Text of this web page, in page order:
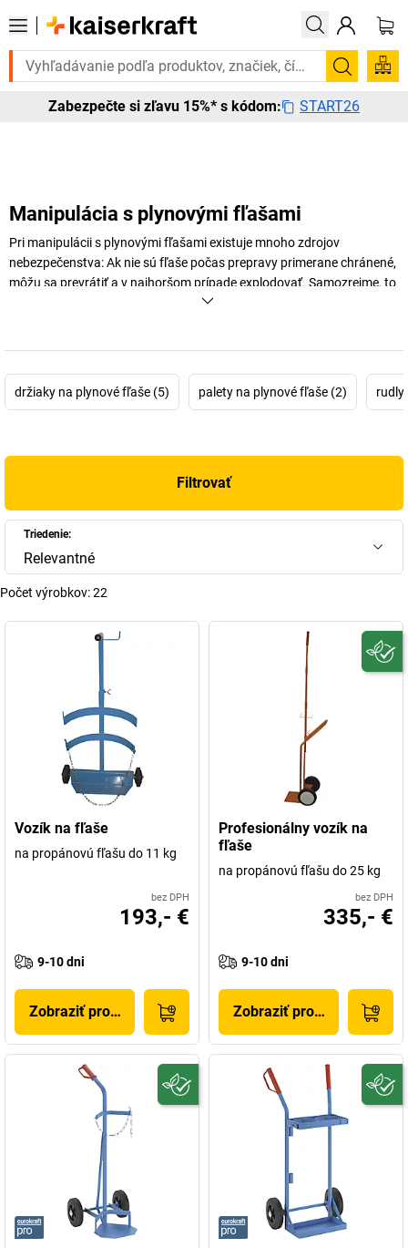
to urgentne? Vybrané bestsellery doručíme do 72 hodín. Objavte
Zabezpečte si zľavu 15%* s kódom: START26
Manipulácia s plynovými fľašami
Pri manipulácii s plynovými fľašami existuje mnoho zdrojov
nebezpečenstva: Ak nie sú fľaše počas prepravy primerane chránené,
môžu sa prevrátiť a v najhoršom prípade explodovať. Samozrejme, to
platí aj pre skladovanie! So správnymi vysokokvalitnými výrobkami,
+Zobraziť viac
držiaky na plynové fľaše (5) palety na plynové fľaše (2) rudly
Filtrovať
Triedenie:
Relevantné
Počet výrobkov:22
Vozík na fľaše
na propánovú fľašu do 11 kg
bez DPH
193,- €
9-10 dni
Zobraziť produkt
Profesionálny vozík na
fľaše
na propánovú fľašu do 25 kg
bez DPH
335,- €
9-10 dni
Zobraziť produkt